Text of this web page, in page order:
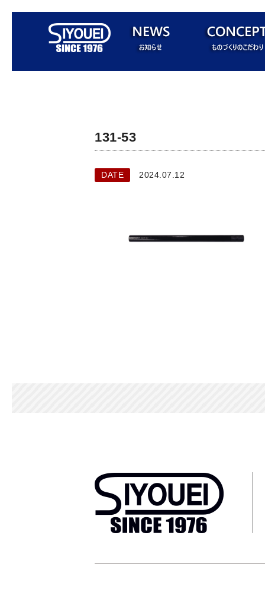
131-53
DATE 2024.07.12